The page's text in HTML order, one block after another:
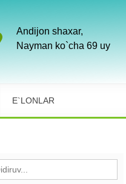
Andijon shaxar,
Nayman ko`cha 69 uy
E`LONLAR